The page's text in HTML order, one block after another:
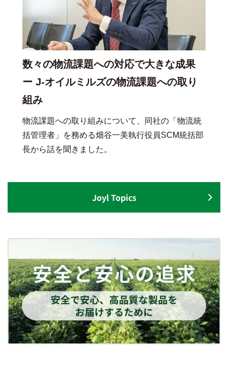
数々の物流課題への対応で大きな成果
ー J-オイルミルズの物流課題への取り
組み
物流課題への取り組みについて、同社の「物流統
括管理者」を務める畑谷一美執行役員SCM統括部
長から話を聞きました。
Joyl Topics